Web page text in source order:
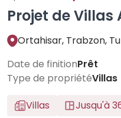
Projet de Villas
Ortahisar, Trabzon,
Date de finitionPrêt
Type de propriétéVillas
Villas
Jusqu'à